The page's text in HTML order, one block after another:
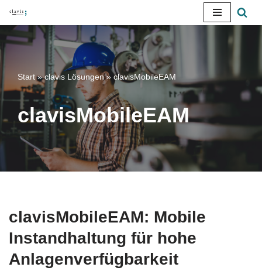
Zum
Inhalt
Start»clavis Lösungen» clavisMobileEAM
clavisMobileEAM
clavisMobileEAM: Mobile
Instandhaltung für hohe
Anlagenverfügbarkeit